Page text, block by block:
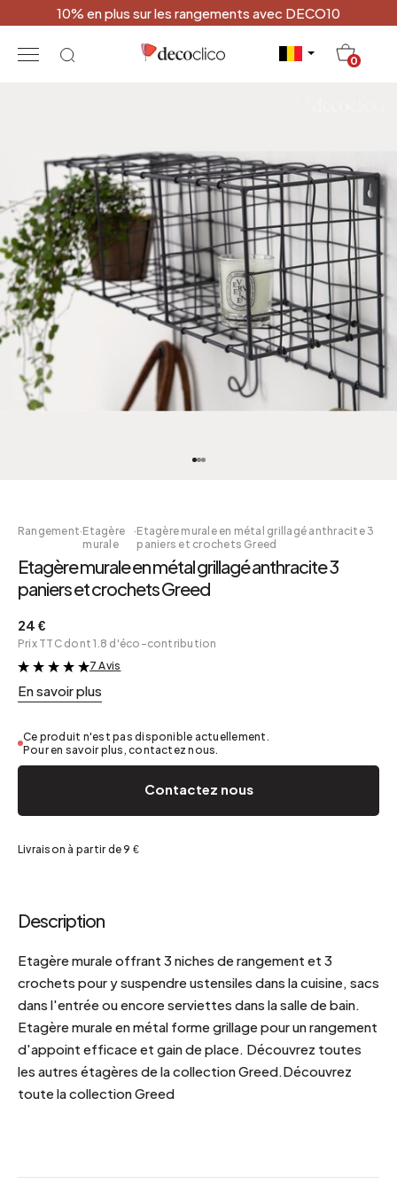
10% en plus sur les rangements avec DECO10
0
Rangement·Etagère
murale
·Etagère murale en métal grillagé anthracite 3
paniers et crochets Greed
Etagère murale en métal grillagé anthracite 3
paniers et crochets Greed
24 €
Prix TTC dont 1.8 d'éco-contribution
&
7 Avis
En savoir plus
Ce produit n'est pas disponible actuellement.
Pour en savoir plus, contactez nous.
Contactez nous
Livraison à partir de 9 €
Description
Etagère murale offrant 3 niches de rangement et 3
crochets pour y suspendre ustensiles dans la cuisine, sacs
dans l'entrée ou encore serviettes dans la salle de bain.
Etagère murale en métal forme grillage pour un rangement
d'appoint efficace et gain de place. Découvrez toutes
les autres étagères de la collection Greed.Découvrez
toute la collection Greed